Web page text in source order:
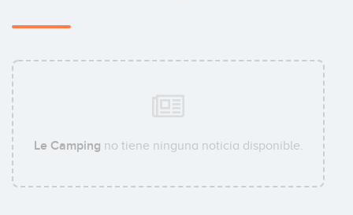
Le Camping no tiene ninguna noticia disponible.